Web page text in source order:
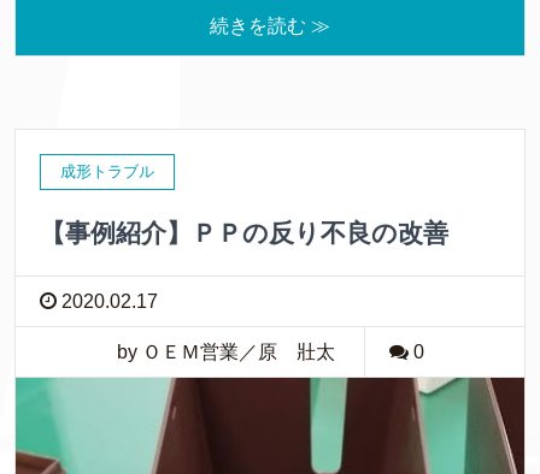
続きを読む ≫
成形トラブル
【事例紹介】ＰＰの反り不良の改善
2020.02.17
by ＯＥＭ営業／原 壯太 0